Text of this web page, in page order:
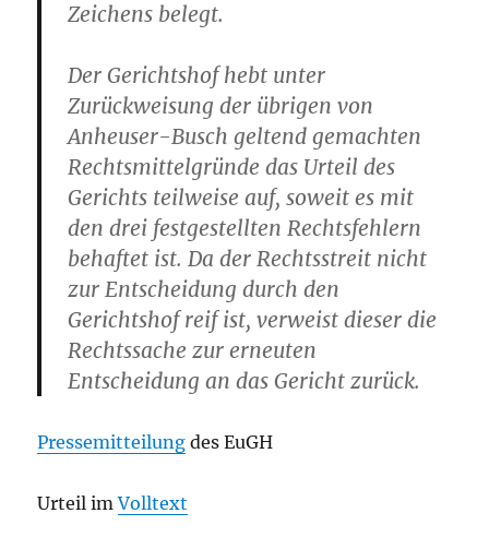
Zeichens belegt.
Der Gerichtshof hebt unter
Zurückweisung der übrigen von
Anheuser-Busch geltend gemachten
Rechtsmittelgründe das Urteil des
Gerichts teilweise auf, soweit es mit
den drei festgestellten Rechtsfehlern
behaftet ist. Da der Rechtsstreit nicht
zur Entscheidung durch den
Gerichtshof reif ist, verweist dieser die
Rechtssache zur erneuten
Entscheidung an das Gericht zurück.
Pressemitteilung des EuGH
Urteil imVolltext